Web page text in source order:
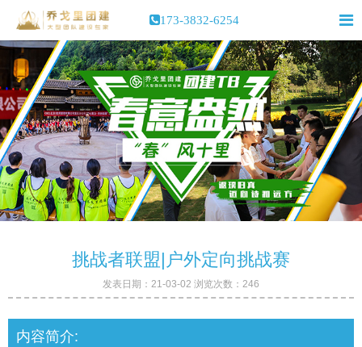
173-3832-6254
挑战者联盟|户外定向挑战赛
发表日期：21-03-02 浏览次数：246
内容简介: